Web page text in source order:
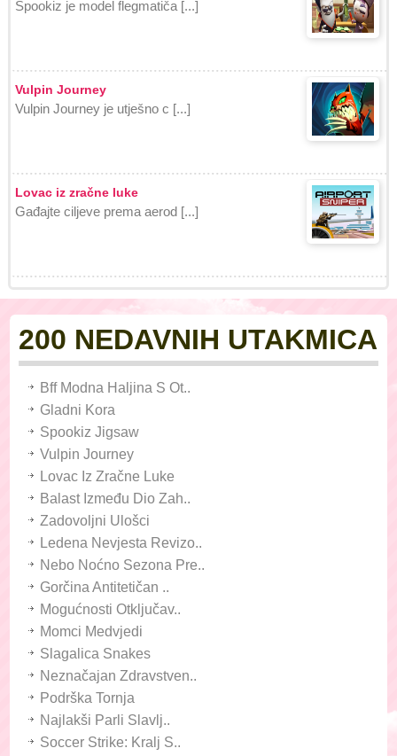
Spookiz je model flegmatiča [...]
Vulpin Journey
Vulpin Journey je utješno c [...]
Lovac iz zračne luke
Gađajte ciljeve prema aerod [...]
200 NEDAVNIH UTAKMICA
Bff Modna Haljina S Ot..
Gladni Kora
Spookiz Jigsaw
Vulpin Journey
Lovac Iz Zračne Luke
Balast Između Dio Zah..
Zadovoljni Ulošci
Ledena Nevjesta Revizo..
Nebo Noćno Sezona Pre..
Gorčina Antitetičan ..
Mogućnosti Otključav..
Momci Medvjedi
Slagalica Snakes
Neznačajan Zdravstven..
Podrška Tornja
Najlakši Parli Slavlj..
Soccer Strike: Kralj S..